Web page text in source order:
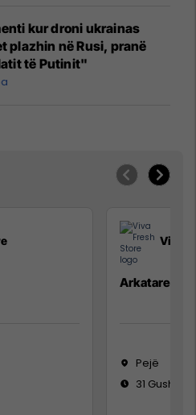
kur droni ukrainas
plazhin në Rusi, pranë
të Putinit"
Viva
Arkatare
Pejë
31 Gusht